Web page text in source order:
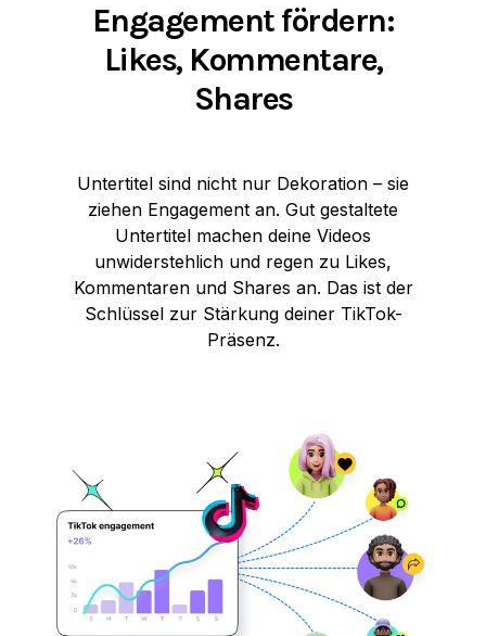
Engagement fördern:
Likes, Kommentare,
Shares
Untertitel sind nicht nur Dekoration – sie
ziehen Engagement an. Gut gestaltete
Untertitel machen deine Videos
unwiderstehlich und regen zu Likes,
Kommentaren und Shares an. Das ist der
Schlüssel zur Stärkung deiner TikTok-
Präsenz.